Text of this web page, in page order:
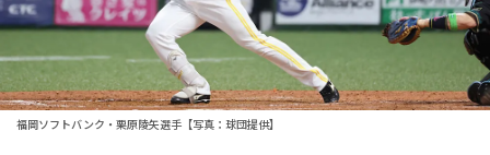
順位表･成績
1軍公式戦
ファーム東地区
選手名鑑
福岡ソフトバンク・栗原陵矢選手【写真：球団提供】